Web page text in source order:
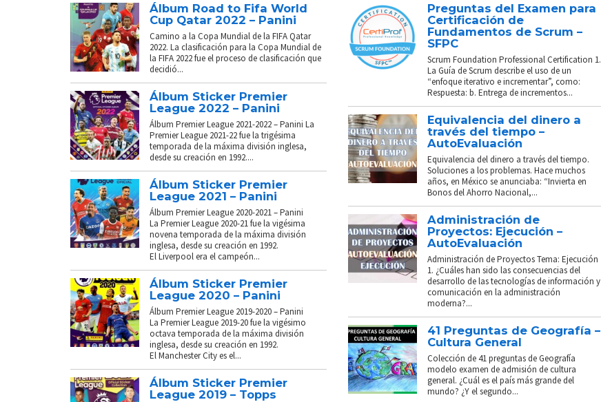
Álbum Road to Fifa World
Cup Qatar 2022 – Panini
Camino a la Copa Mundial de la FIFA Qatar
2022. La clasificación para la Copa Mundial de
la FIFA 2022 fue el proceso de clasificación que
decidió...
Álbum Sticker Premier
League 2022 – Panini
Álbum Premier League 2021-2022 – Panini La
Premier League 2021-22 fue la trigésima
temporada de la máxima división inglesa,
desde su creación en 1992....
Álbum Sticker Premier
League 2021 – Panini
Álbum Premier League 2020-2021 – Panini
La Premier League 2020-21 fue la vigésima
novena temporada de la máxima división
inglesa, desde su creación en 1992.
El Liverpool era el campeón...
Álbum Sticker Premier
League 2020 – Panini
Álbum Premier League 2019-2020 – Panini
La Premier League 2019-20 fue la vigésimo
octava temporada de la máxima división
inglesa, desde su creación en 1992.
El Manchester City es el...
Álbum Sticker Premier
League 2019 – Topps
Preguntas del Examen para
Certificación de
Fundamentos de Scrum –
SFPC
Scrum Foundation Professional Certification 1.
La Guía de Scrum describe el uso de un
“enfoque iterativo e incrementar”, como:
Respuesta: b. Entrega de incrementos...
Equivalencia del dinero a
través del tiempo –
AutoEvaluación
Equivalencia del dinero a través del tiempo.
Soluciones a los problemas. Hace muchos
años, en México se anunciaba: “Invierta en
Bonos del Ahorro Nacional,...
Administración de
Proyectos: Ejecución –
AutoEvaluación
Administración de Proyectos Tema: Ejecución
1. ¿Cuáles han sido las consecuencias del
desarrollo de las tecnologías de información y
comunicación en la administración
moderna?...
41 Preguntas de Geografía –
Cultura General
Colección de 41 preguntas de Geografía
modelo examen de admisión de cultura
general. ¿Cuál es el país más grande del
mundo? ¿Y el segundo...